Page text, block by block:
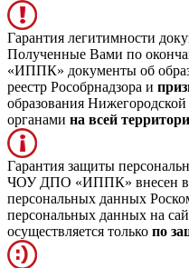
Гарантия легитимности
Полученные Вами по
«ИППК» документы об
реестр Рособрнадзора и
образования
органами на всей
Гарантия защиты
ЧОУ ДПО «ИППК» внесен в
персональных данных
персональных данных на
осуществляется только по